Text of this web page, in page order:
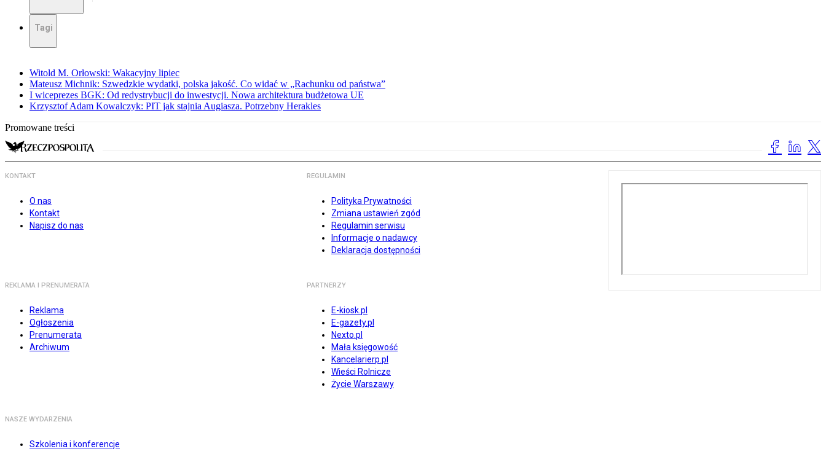
Tagi
Witold M. Orłowski: Wakacyjny lipiec
Mateusz Michnik: Szwedzkie wydatki, polska jakość. Co widać w „Rachunku od państwa”
I wiceprezes BGK: Od redystrybucji do inwestycji. Nowa architektura budżetowa UE
Krzysztof Adam Kowalczyk: PIT jak stajnia Augiasza. Potrzebny Herakles
Promowane treści
KONTAKT
O nas
Kontakt
Napisz do nas
REGULAMIN
Polityka Prywatności
Zmiana ustawień zgód
Regulamin serwisu
Informacje o nadawcy
Deklaracja dostępności
REKLAMA I PRENUMERATA
Reklama
Ogłoszenia
Prenumerata
Archiwum
PARTNERZY
E-kiosk.pl
E-gazety.pl
Nexto.pl
Mała księgowość
Kancelarierp.pl
Wieści Rolnicze
Życie Warszawy
NASZE WYDARZENIA
Szkolenia i konferencje